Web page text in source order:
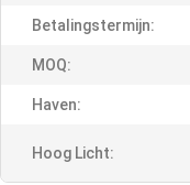
Betalingstermijn:
MOQ:
Haven:
Hoog Licht: